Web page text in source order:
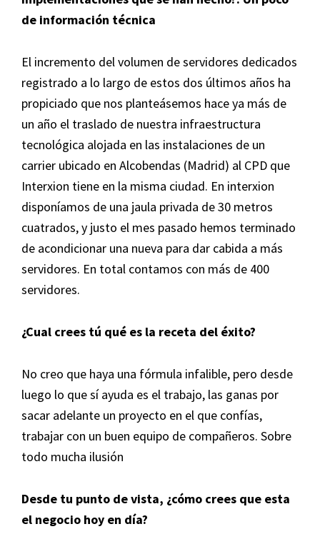
de información técnica
El incremento del volumen de servidores dedicados
registrado a lo largo de estos dos últimos años ha
propiciado que nos planteásemos hace ya más de
un año el traslado de nuestra infraestructura
tecnológica alojada en las instalaciones de un
carrier ubicado en Alcobendas (Madrid) al CPD que
Interxion tiene en la misma ciudad. En interxion
disponíamos de una jaula privada de 30 metros
cuatrados, y justo el mes pasado hemos terminado
de acondicionar una nueva para dar cabida a más
servidores. En total contamos con más de 400
servidores.
¿Cual crees tú qué es la receta del éxito?
No creo que haya una fórmula infalible, pero desde
luego lo que sí ayuda es el trabajo, las ganas por
sacar adelante un proyecto en el que confías,
trabajar con un buen equipo de compañeros. Sobre
todo mucha ilusión
Desde tu punto de vista, ¿cómo crees que esta
el negocio hoy en día?